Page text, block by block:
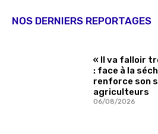
NOS DERNIERS REPORTAGES
« Il va falloir
: face à la
renforce son
agriculteurs
06/08/2026